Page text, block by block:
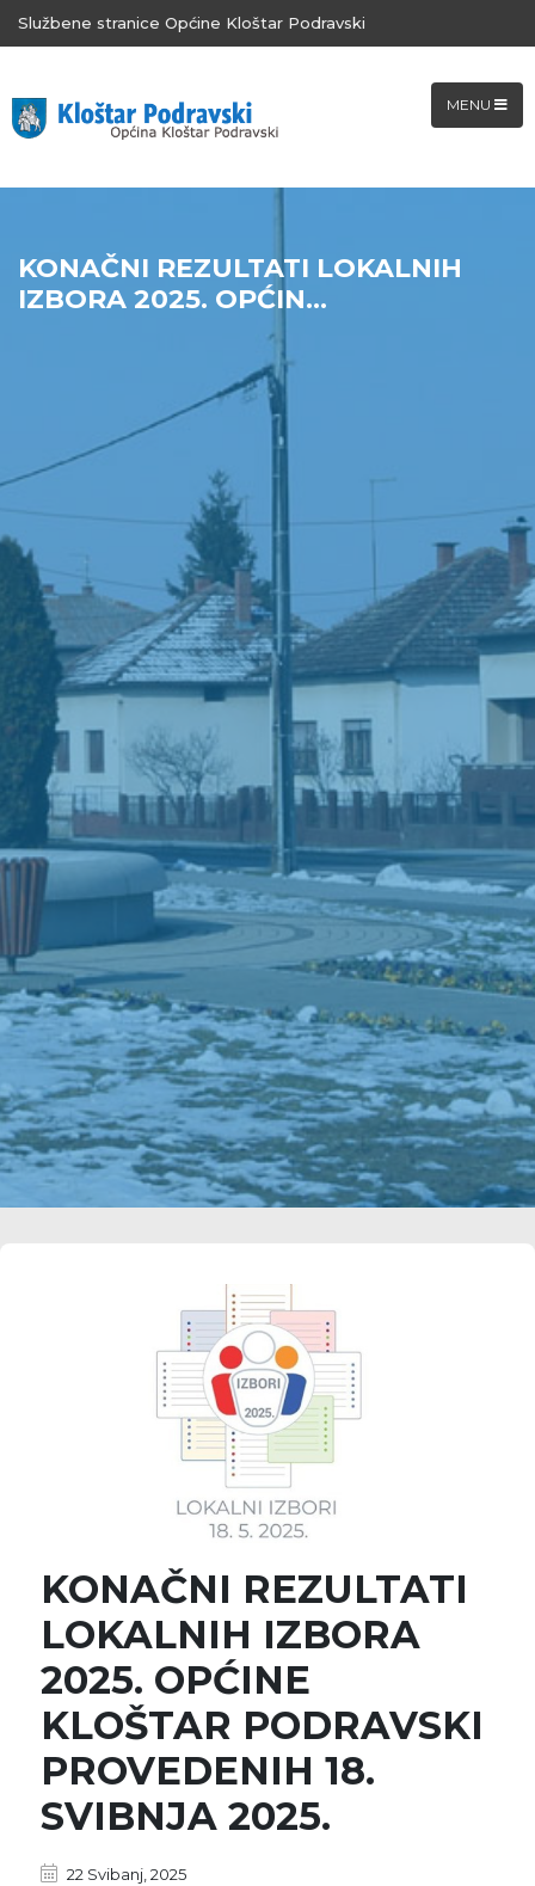
Službene stranice Općine Kloštar Podravski
MENU
KONAČNI REZULTATI LOKALNIH
IZBORA 2025. OPĆIN...
KONAČNI REZULTATI
LOKALNIH IZBORA
2025. OPĆINE
KLOŠTAR PODRAVSKI
PROVEDENIH 18.
SVIBNJA 2025.
22 Svibanj, 2025